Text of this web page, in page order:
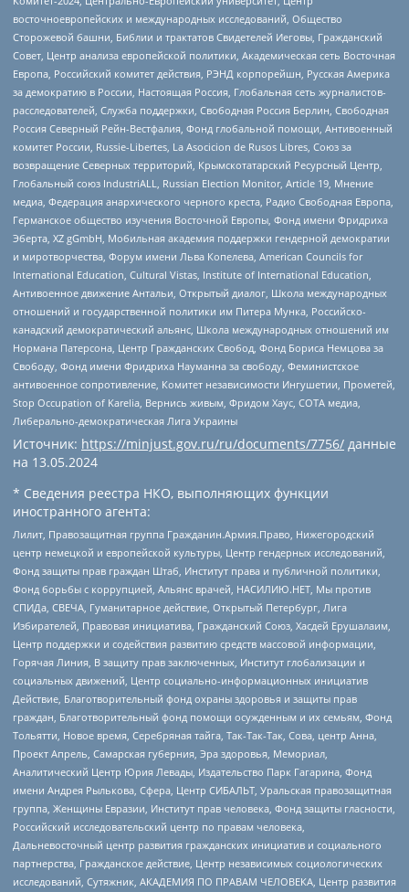
восточноевропейских и международных исследований, Общество
Сторожевой башни, Библии и трактатов Свидетелей Иеговы, Гражданский
Совет, Центр анализа европейской политики, Академическая сеть Восточная
Европа, Российский комитет действия, РЭНД корпорейшн, Русская Америка
за демократию в России, Настоящая Россия, Глобальная сеть журналистов-
расследователей, Служба поддержки, Свободная Россия Берлин, Свободная
Россия Северный Рейн-Вестфалия, Фонд глобальной помощи, Антивоенный
комитет России, Russie-Libertes, La Asocicion de Rusos Libres, Союз за
возвращение Северных территорий, Крымскотатарский Ресурсный Центр,
Глобальный союз IndustriALL, Russian Election Monitor, Article 19, Мнение
медиа, Федерация анархического черного креста, Радио Свободная Европа,
Германское общество изучения Восточной Европы, Фонд имени Фридриха
Эберта, XZ gGmbH, Мобильная академия поддержки гендерной демократии
и миротворчества, Форум имени Льва Копелева, American Councils for
International Education, Cultural Vistas, Institute of International Education,
Антивоенное движение Антальи, Открытый диалог, Школа международных
отношений и государственной политики им Питера Мунка, Российско-
канадский демократический альянс, Школа международных отношений им
Нормана Патерсона, Центр Гражданских Свобод, Фонд Бориса Немцова за
Свободу, Фонд имени Фридриха Науманна за свободу, Феминистское
антивоенное сопротивление, Комитет независимости Ингушетии, Прометей,
Stop Occupation of Karelia, Вернись живым, Фридом Хаус, СОТА медиа,
Либерально-демократическая Лига Украины
Источник: https://minjust.gov.ru/ru/documents/7756/ данные
на 13.05.2024
* Сведения реестра НКО, выполняющих функции
иностранного агента:
Лилит, Правозащитная группа Гражданин.Армия.Право, Нижегородский
центр немецкой и европейской культуры, Центр гендерных исследований,
Фонд защиты прав граждан Штаб, Институт права и публичной политики,
Фонд борьбы с коррупцией, Альянс врачей, НАСИЛИЮ.НЕТ, Мы против
СПИДа, СВЕЧА, Гуманитарное действие, Открытый Петербург, Лига
Избирателей, Правовая инициатива, Гражданский Союз, Хасдей Ерушалаим,
Центр поддержки и содействия развитию средств массовой информации,
Горячая Линия, В защиту прав заключенных, Институт глобализации и
социальных движений, Центр социально-информационных инициатив
Действие, Благотворительный фонд охраны здоровья и защиты прав
граждан, Благотворительный фонд помощи осужденным и их семьям, Фонд
Тольятти, Новое время, Серебряная тайга, Так-Так-Так, Сова, центр Анна,
Проект Апрель, Самарская губерния, Эра здоровья, Мемориал,
Аналитический Центр Юрия Левады, Издательство Парк Гагарина, Фонд
имени Андрея Рылькова, Сфера, Центр СИБАЛЬТ, Уральская правозащитная
группа, Женщины Евразии, Институт прав человека, Фонд защиты гласности,
Российский исследовательский центр по правам человека,
Дальневосточный центр развития гражданских инициатив и социального
партнерства, Гражданское действие, Центр независимых социологических
исследований, Сутяжник, АКАДЕМИЯ ПО ПРАВАМ ЧЕЛОВЕКА, Центр развития